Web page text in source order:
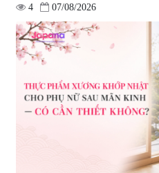
Tẩy tế bào chết Nichiei Bussan
Nano NMN+ Peeling Gel
| 0
1.490.000 đ
4
07/08/2026